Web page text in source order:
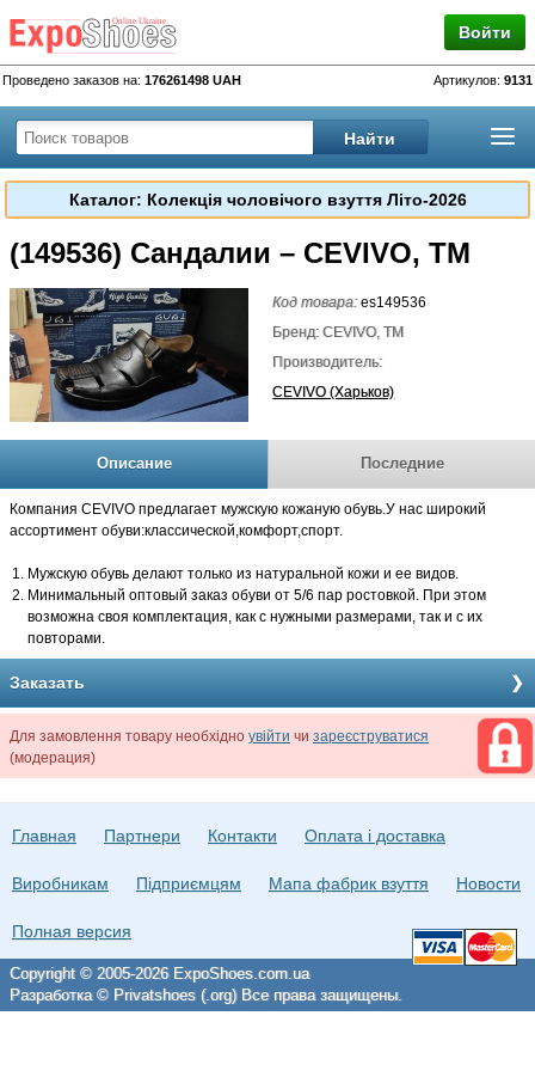
Войти
Проведено заказов на: 176261498 UAH Артикулов: 9131
Каталог: Колекція чоловічого взуття Літо-2026
(149536) Сандалии – CEVIVO, TM
Код товара:es149536
Бренд: CEVIVO, TM
Производитель:
CEVIVO (Харьков)
Описание Последние
Компания CEVIVO предлагает мужскую кожаную обувь.У нас широкий
ассортимент обуви:классической,комфорт,спорт.
Мужскую обувь делают только из натуральной кожи и ее видов.
Минимальный оптовый заказ обуви от 5/6 пар ростовкой. При этом
возможна своя комплектация, как с нужными размерами, так и с их
повторами.
Заказать
Для замовлення товару необхідно увійти чи зареєструватися
(модерация)
Главная Партнери Контакти Оплата і доставка
Виробникам Підприємцям Мапа фабрик взуття Новости
Полная версия
Copyright © 2005-2026 ExpoShoes.com.ua
Разработка © Privatshoes (.org) Все права защищены.